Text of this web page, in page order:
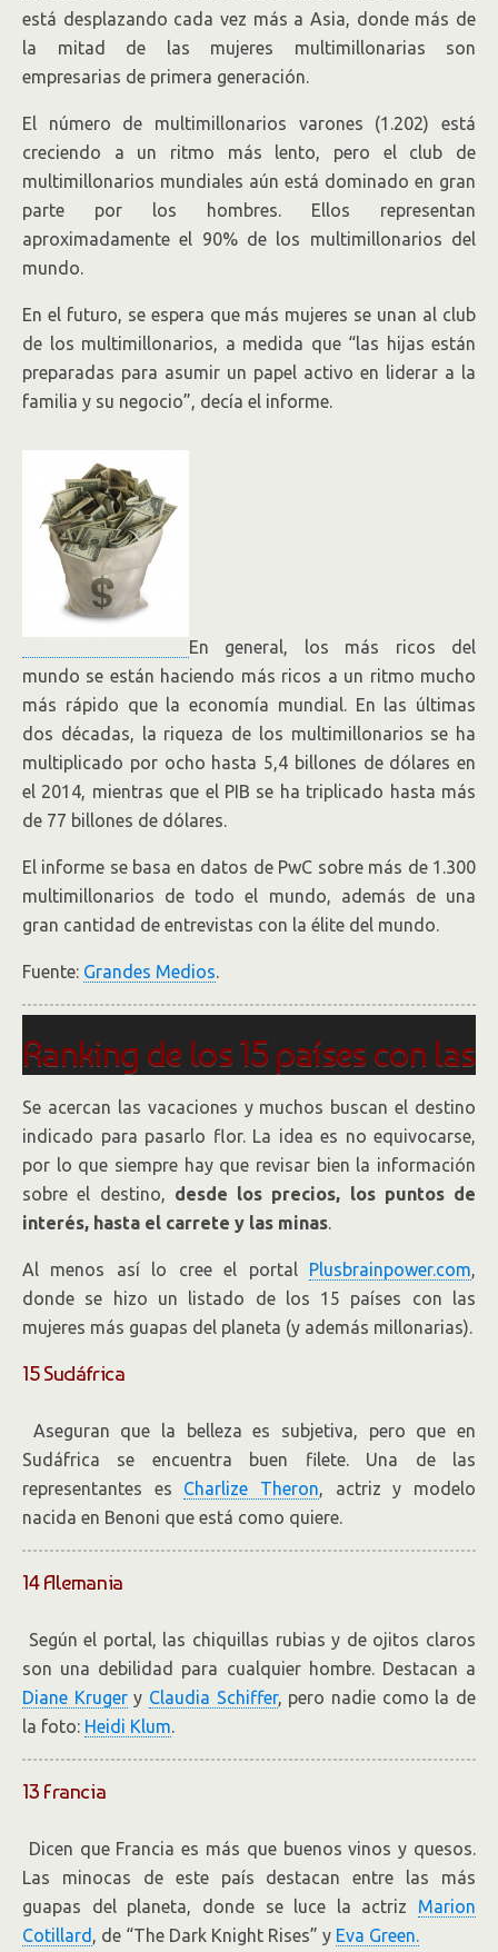
está desplazando cada vez más a Asia, donde más de
la mitad de las mujeres multimillonarias son
empresarias de primera generación.
El número de multimillonarios varones (1.202) está
creciendo a un ritmo más lento, pero el club de
multimillonarios mundiales aún está dominado en gran
parte por los hombres. Ellos representan
aproximadamente el 90% de los multimillonarios del
mundo.
En el futuro, se espera que más mujeres se unan al club
de los multimillonarios, a medida que “las hijas están
preparadas para asumir un papel activo en liderar a la
familia y su negocio”, decía el informe.
En general, los más ricos del
mundo se están haciendo más ricos a un ritmo mucho
más rápido que la economía mundial. En las últimas
dos décadas, la riqueza de los multimillonarios se ha
multiplicado por ocho hasta 5,4 billones de dólares en
el 2014, mientras que el PIB se ha triplicado hasta más
de 77 billones de dólares.
El informe se basa en datos de PwC sobre más de 1.300
multimillonarios de todo el mundo, además de una
gran cantidad de entrevistas con la élite del mundo.
Fuente: Grandes Medios.
Ranking de los 15 países con las
mujeres más ricas del mundo
Se acercan las vacaciones y muchos buscan el destino
indicado para pasarlo flor. La idea es no equivocarse,
por lo que siempre hay que revisar bien la información
sobre el destino, desde los precios, los puntos de
interés, hasta el carrete y las minas.
Al menos así lo cree el portal Plusbrainpower.com,
donde se hizo un listado de los 15 países con las
mujeres más guapas del planeta (y además millonarias).
15 Sudáfrica
Aseguran que la belleza es subjetiva, pero que en
Sudáfrica se encuentra buen filete. Una de las
representantes es Charlize Theron, actriz y modelo
nacida en Benoni que está como quiere.
14 Alemania
Según el portal, las chiquillas rubias y de ojitos claros
son una debilidad para cualquier hombre. Destacan a
Diane Krugery Claudia Schiffer, pero nadie como la de
la foto: Heidi Klum.
13 Francia
Dicen que Francia es más que buenos vinos y quesos.
Las minocas de este país destacan entre las más
guapas del planeta, donde se luce la actriz Marion
Cotillard , de “The Dark Knight Rises” y Eva Green.